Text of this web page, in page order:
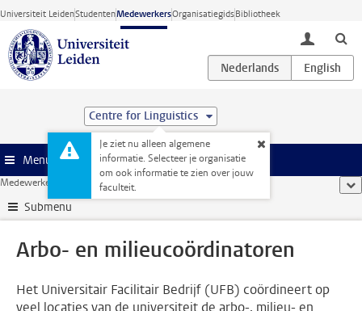
Ga direct naar de inhoud
Universiteit LeidenStudentenMedewerkersOrganisatiegidsBibliotheek
toggle
Centre for Linguistics
Je ziet nu alleen algemene
informatie. Selecteer je organisatie
om ook informatie te zien over jouw
faculteit.
Menu
Medewerkerswebsite ... Arbo- en milieucoördinatoren
Submenu
Arbo- en milieucoördinatoren
Het Universitair Facilitair Bedrijf (UFB) coördineert op
veel locaties van de universiteit de arbo-, milieu- en